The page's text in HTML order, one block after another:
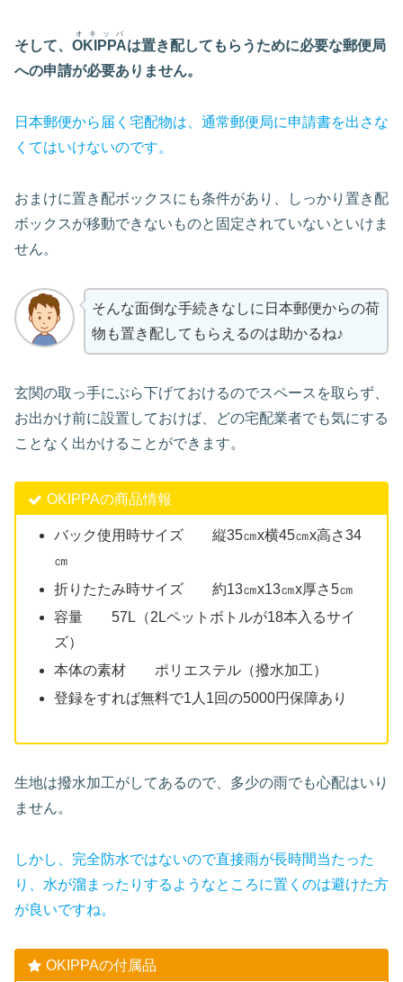
そして、 OKIPPA
オキッバ
は置き配してもらうために必要な郵便局
への申請が必要ありません。
日本郵便から届く宅配物は、通常郵便局に申請書を出さな
くてはいけないのです。
おまけに置き配ボックスにも条件があり、しっかり置き配
ボックスが移動できないものと固定されていないといけま
せん。
そんな面倒な手続きなしに日本郵便からの荷
物も置き配してもらえるのは助かるね♪
玄関の取っ手にぶら下げておけるのでスペースを取らず、
お出かけ前に設置しておけば、どの宅配業者でも気にする
ことなく出かけることができます。
OKIPPAの商品情報
バック使用時サイズ 縦35㎝x横45㎝x高さ34
㎝
折りたたみ時サイズ 約13㎝x13㎝x厚さ5㎝
容量 57L（2Lペットボトルが18本入るサイ
ズ）
本体の素材 ポリエステル（撥水加工）
登録をすれば無料で1人1回の5000円保障あり
生地は撥水加工がしてあるので、多少の雨でも心配はいり
ません。
しかし、完全防水ではないので直接雨が長時間当たった
り、水が溜まったりするようなところに置く のは避けた方
が良いですね。
OKIPPAの付属品